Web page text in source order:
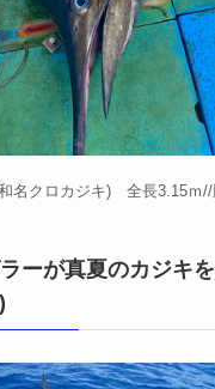
名クロカジキ) 全長3.15ｍ
ーが真夏のカジキ